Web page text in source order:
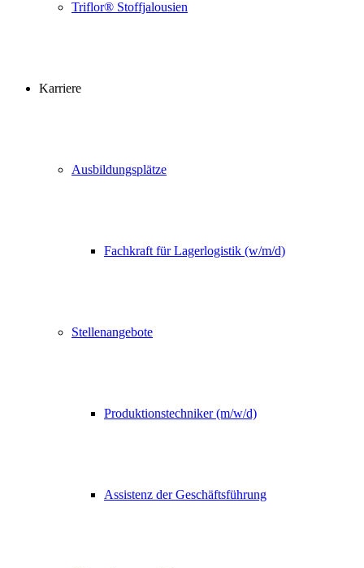
Triflor® Stoffjalousien
Karriere
Ausbildungsplätze
Fachkraft für Lagerlogistik (w/m/d)
Stellenangebote
Produktionstechniker (m/w/d)
Assistenz der Geschäftsführung